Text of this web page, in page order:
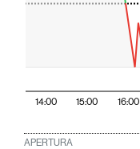
14:00 15:00 16:00
APERTURA